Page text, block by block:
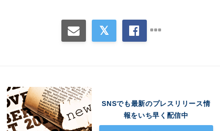
SNSでも最新のプレスリリース情
報をいち早く配信中